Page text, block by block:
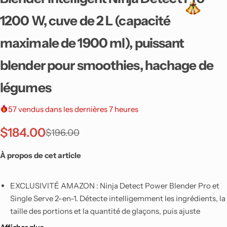
1200 W, cuve de 2 L (capacité
maximale de 1900 ml), puissant
blender pour smoothies, hachage de
légumes
57vendus dans les dernières 7 heures
$196.00
$184.00
À propos de cet article
EXCLUSIVITÉ AMAZON : Ninja Detect Power Blender Pro et
Single Serve 2-en-1. Détecte intelligemment les ingrédients, la
taille des portions et la quantité de glaçons, puis ajuste
automatiquement la vitesse, la durée et les pulsations pour
Air Fryer Ninja Double Stack 7,6 L
-5%
Top
Air Fryer Ninja Double
Stack 7,6 L
Air Fryer Ninja Foodi MAX double compartiment